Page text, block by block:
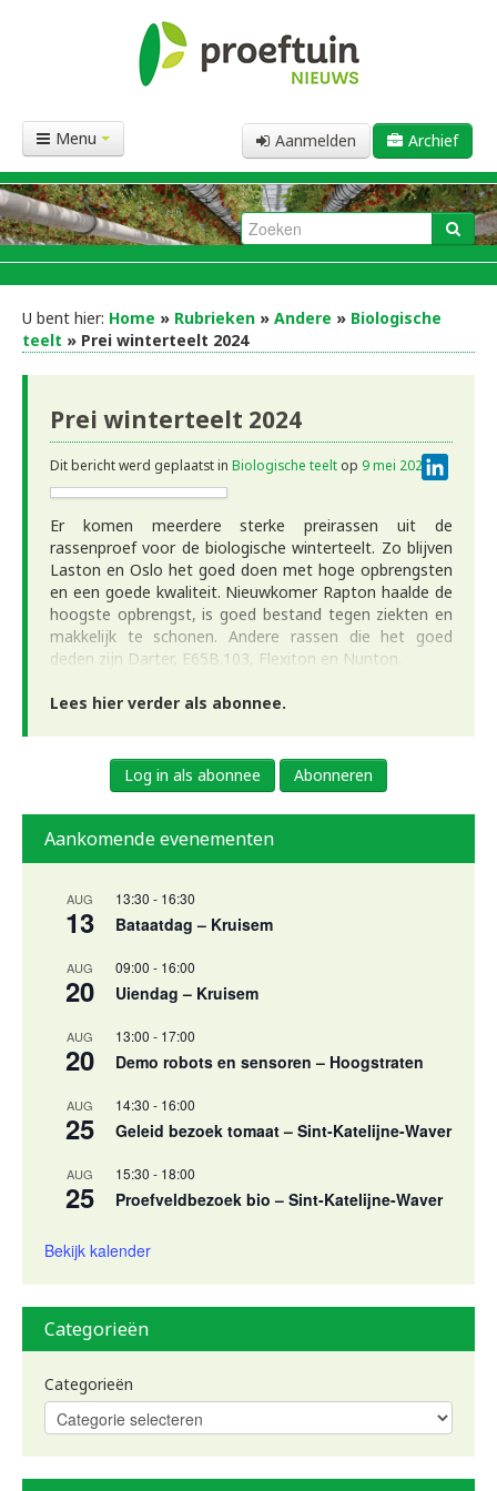
Aanmelden Archief
Menu
U bent hier: Home » Rubrieken » Andere » Biologische
teelt » Prei winterteelt 2024
Prei winterteelt 2024
Dit bericht werd geplaatst in Biologische teelt op 9 mei 2025.
Er komen meerdere sterke preirassen uit de
rassenproef voor de biologische winterteelt. Zo blijven
Laston en Oslo het goed doen met hoge opbrengsten
en een goede kwaliteit. Nieuwkomer Rapton haalde de
hoogste opbrengst, is goed bestand tegen ziekten en
makkelijk te schonen. Andere rassen die het goed
deden zijn Darter, E65B.103, Flexiton en Nunton.
Lees hier verder als abonnee.
Log in als abonnee Abonneren
Aankomende evenementen
AUG
13
13:30 - 16:30
Bataatdag – Kruisem
AUG
20
09:00 - 16:00
Uiendag – Kruisem
AUG
20
13:00 - 17:00
Demo robots en sensoren – Hoogstraten
AUG
25
14:30 - 16:00
Geleid bezoek tomaat – Sint-Katelijne-Waver
AUG
25
15:30 - 18:00
Proefveldbezoek bio – Sint-Katelijne-Waver
Bekijk kalender
Categorieën
Categorieën